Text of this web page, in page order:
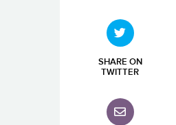
SHARE ON
TWITTER